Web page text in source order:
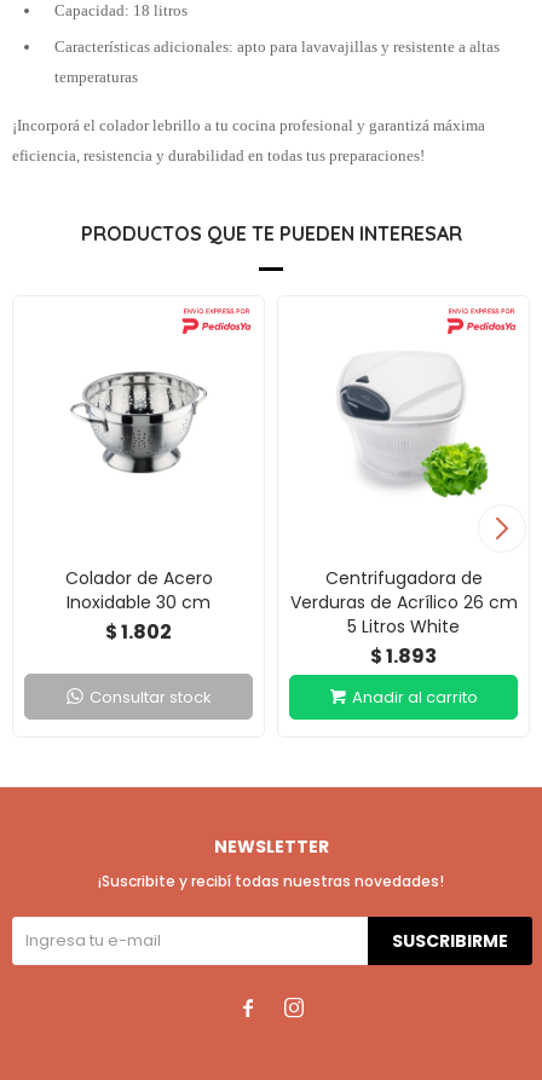
Capacidad: 18 litros
Características adicionales: apto para lavavajillas y resistente a altas
temperaturas
¡Incorporá el colador lebrillo a tu cocina profesional y garantizá máxima
eficiencia, resistencia y durabilidad en todas tus preparaciones!
PRODUCTOS QUE TE PUEDEN INTERESAR
Colador de Acero
Inoxidable 30 cm
$1.802
Consultar stock
Centrifugadora de
Verduras de Acrílico 26 cm
5 Litros White
$1.893
NEWSLETTER
¡Suscribite y recibí todas nuestras novedades!
SUSCRIBIRME
 